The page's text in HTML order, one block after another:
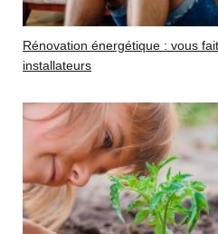
Rénovation énergétique : vous
installateurs